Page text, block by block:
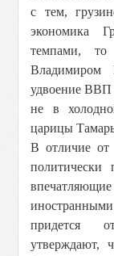
с тем,
экономика
темпами, то
Владимиром
удвоение ВВП
не в
царицы
В отличие от
политически
придется
утверждают,